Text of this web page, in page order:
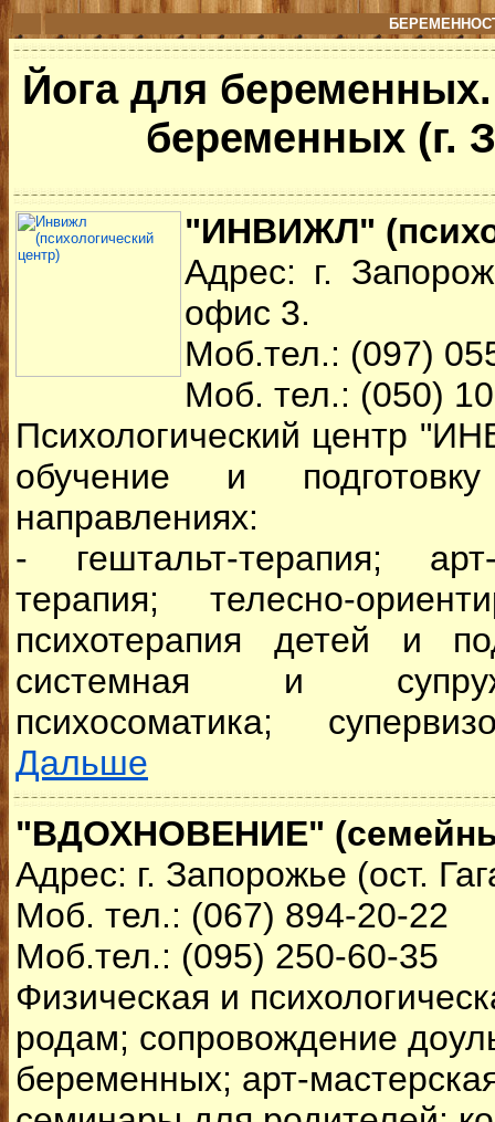
Йога для
беременных (г.
"ИНВИЖЛ"
Адрес: г.
офис 3.
Моб.тел.: (097)
Моб. тел.: (050)
Психологический центр
обучение и
направлениях:
- гештальт-терапия;
терапия; телесно-
психотерапия детей и
системная и
психосоматика;
Дальше
"ВДОХНОВЕНИЕ"
Адрес: г. Запорожье (ост.
Моб. тел.: (067) 894-20-22
Моб.тел.: (095) 250-60-35
Физическая и
родам; сопровождение
беременных; арт-